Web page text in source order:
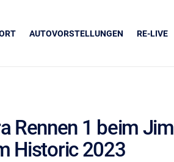
AUTOVORSTELLUNGEN RE-LIVE
Rennen 1 beim Jim
Historic 2023